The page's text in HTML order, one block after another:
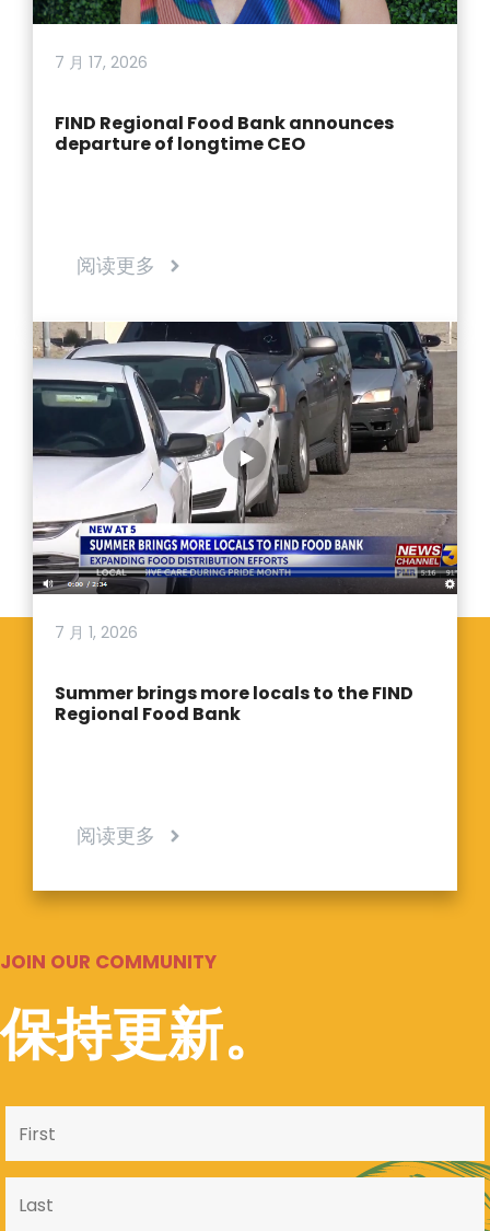
7 月 17, 2026
FIND Regional Food Bank announces
departure of longtime CEO
阅读更多
7 月 1, 2026
Summer brings more locals to the FIND
Regional Food Bank
阅读更多
JOIN OUR COMMUNITY
保持更新。